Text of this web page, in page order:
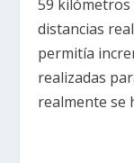
59 kilómetros
distancias
permitía
realizadas
realmente se